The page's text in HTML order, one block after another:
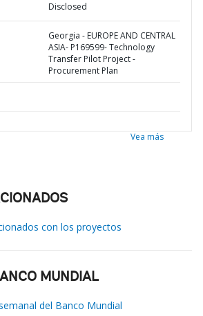
Disclosed
Georgia - EUROPE AND CENTRAL
ASIA- P169599- Technology
Transfer Pilot Project -
Procurement Plan
Vea más
con los proyectos
MUNDIAL
del Banco Mundial